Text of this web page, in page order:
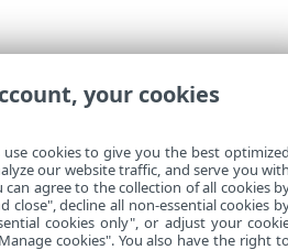
your cookies
cookies to give you the best
our website traffic, and serve you
can agree to the collection of all cookies
close", decline all non-essential cookies
cookies only", or adjust your
cookies". You also have the right